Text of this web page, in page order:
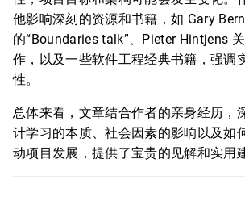
他影响深刻的资源和书籍，如 Gary
的“Boundaries talk”、Pieter Hintjens
作，以及一些软件工程经典书籍，强调
性。
总体来看，文章结合作者的亲身经历，
计学习的本质、社会因素的影响以及如
动项目发展，提供了宝贵的见解和实用